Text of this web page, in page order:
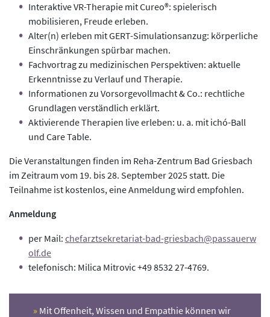
Interaktive VR-Therapie mit Cureo®: spielerisch
mobilisieren, Freude erleben.
Alter(n) erleben mit GERT-Simulationsanzug: körperliche
Einschränkungen spürbar machen.
Fachvortrag zu medizinischen Perspektiven: aktuelle
Erkenntnisse zu Verlauf und Therapie.
Informationen zu Vorsorgevollmacht & Co.: rechtliche
Grundlagen verständlich erklärt.
Aktivierende Therapien live erleben: u. a. mit ichó-Ball
und Care Table.
Die Veranstaltungen finden im Reha-Zentrum Bad Griesbach
im Zeitraum vom 19. bis 28. September 2025 statt. Die
Teilnahme ist kostenlos, eine Anmeldung wird empfohlen.
Anmeldung
per Mail: chefarztsekretariat-bad-griesbach@passauerw
olf.de
telefonisch: Milica Mitrovic +49 8532 27-4769.
Mit Offenheit, Wissen und Empathie können wir